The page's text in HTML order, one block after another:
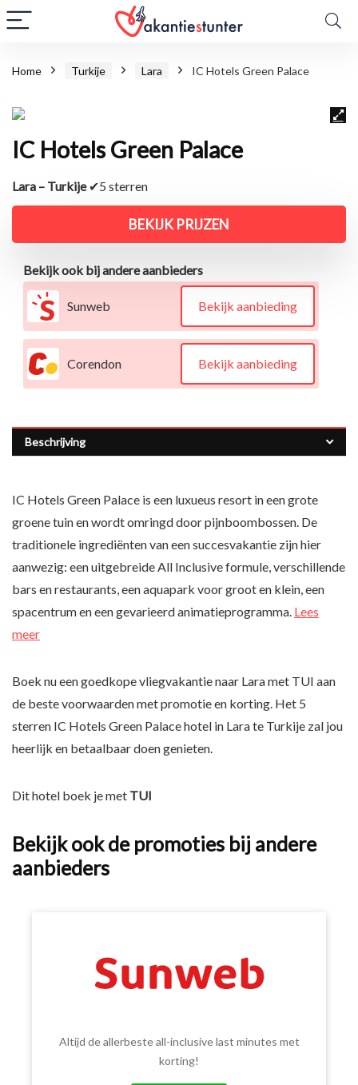
Home Turkije Lara IC Hotels Green Palace
IC Hotels Green Palace
Lara – Turkije✔5 sterren
BEKIJK PRIJZEN
Bekijk ook bij andere aanbieders
Sunweb Bekijk aanbieding
Corendon Bekijk aanbieding
Beschrijving
IC Hotels Green Palace is een luxueus resort in een grote
groene tuin en wordt omringd door pijnboombossen. De
traditionele ingrediënten van een succesvakantie zijn hier
aanwezig: een uitgebreide All Inclusive formule, verschillende
bars en restaurants, een aquapark voor groot en klein, een
spacentrum en een gevarieerd animatieprogramma. Lees
meer
Boek nu een goedkope vliegvakantie naar Lara met TUI aan
de beste voorwaarden met promotie en korting. Het 5
sterren IC Hotels Green Palace hotel in Lara te Turkije zal jou
heerlijk en betaalbaar doen genieten.
Dit hotel boek je met TUI
Bekijk ook de promoties bij andere
aanbieders
Altijd de allerbeste all-inclusive last minutes met
korting!